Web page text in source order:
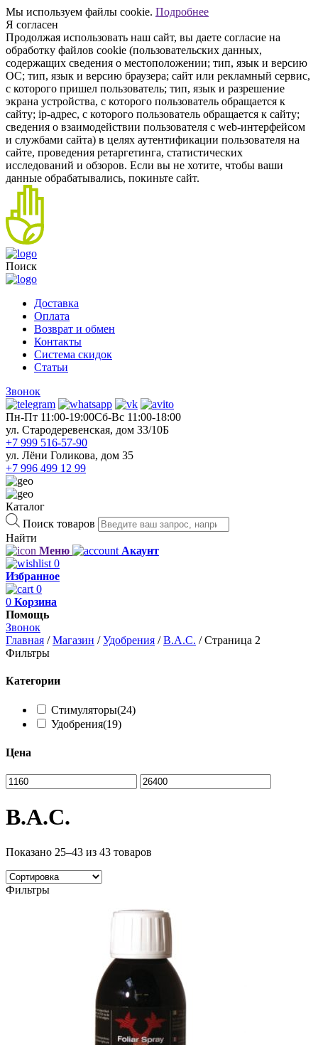
Мы используем файлы cookie. Подробнее
Я согласен
Продолжая использовать наш сайт, вы даете согласие на
обработку файлов cookie (пользовательских данных,
содержащих сведения о местоположении; тип, язык и версию
ОС; тип, язык и версию браузера; сайт или рекламный сервис,
с которого пришел пользователь; тип, язык и разрешение
экрана устройства, с которого пользователь обращается к
сайту; ip-адрес, с которого пользователь обращается к сайту;
сведения о взаимодействии пользователя с web-интерфейсом
и службами сайта) в целях аутентификации пользователя на
сайте, проведения ретаргетинга, статистических
исследований и обзоров. Если вы не хотите, чтобы ваши
данные обрабатывались, покиньте сайт.
Поиск
Доставка
Оплата
Возврат и обмен
Контакты
Система скидок
Статьи
Звонок
Пн-Пт 11:00-19:00Cб-Вс 11:00-18:00
ул. Стародеревенская, дом 33/10Б
+7 999 516-57-90
ул. Лёни Голикова, дом 35
+7 996 499 12 99
Каталог
Поиск товаров
Найти
Меню
Акаунт
0
Избранное
0
0 Корзина
Помощь
Звонок
Главная /Магазин /Удобрения /B.A.C. /Страница 2
Фильтры
Категории
Стимуляторы(24)
Удобрения(19)
Цена
B.A.C.
Показано 25–43 из 43 товаров
Фильтры